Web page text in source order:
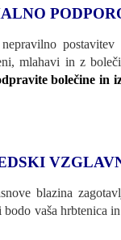
mlahavi in z
bolečine in
blazina
vaša hrbtenica